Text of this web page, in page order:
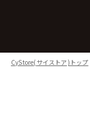
CyStore(サイストア)トップ